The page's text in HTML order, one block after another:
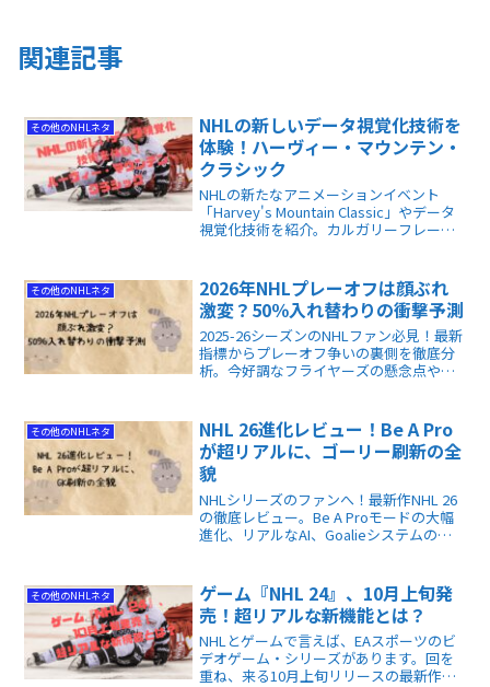
関連記事
その他のNHLネタ
NHLの新しいデータ視覚化技術を
体験！ハーヴィー・マウンテン・
クラシック
NHLの新たなアニメーションイベント
「Harvey's Mountain Classic」やデータ
視覚化技術を紹介。カルガリーフレーム
その他のNHLネタ
2026年NHLプレーオフは顔ぶれ
激変？50％入れ替わりの衝撃予測
2025-26シーズンのNHLファン必見！最新
指標からプレーオフ争いの裏側を徹底分
析。今好調なフライヤーズの懸念点や、
ータに基づき、後半戦の勝敗を先読みす
る楽しさを得られます！
その他のNHLネタ
NHL 26進化レビュー！Be A Pro
が超リアルに、ゴーリー刷新の全
貌
NHLシリーズのファンへ！最新作NHL 26
の徹底レビュー。Be A Proモードの大幅
進化、リアルなAI、Goalieシステムの刷
プレイで役立つ情報が満載！
その他のNHLネタ
ゲーム『NHL 24』、10月上旬発
売！超リアルな新機能とは？
NHLとゲームで言えば、EAスポーツのビ
デオゲーム・シリーズがあります。回を
重ね、来る10月上旬リリースの最新作は